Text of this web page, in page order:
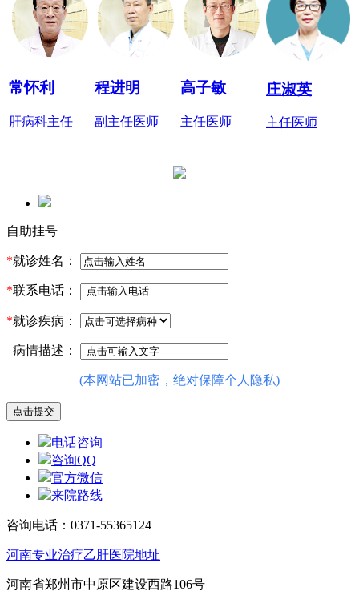
常怀利
肝病科主任
程进明
副主任医师
高子敏
主任医师
庄淑英
主任医师
自助挂号
*就诊姓名：
*联系电话：
*就诊疾病：
病情描述：
(本网站已加密，绝对保障个人隐私)
电话咨询
咨询QQ
官方微信
来院路线
咨询电话：0371-55365124
河南专业治疗乙肝医院地址
河南省郑州市中原区建设西路106号